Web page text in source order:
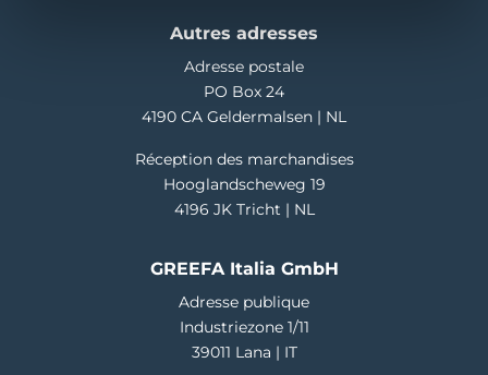
Autres adresses
Adresse postale
PO Box 24
4190 CA Geldermalsen | NL
Réception des marchandises
Hooglandscheweg 19
4196 JK Tricht | NL
GREEFA Italia GmbH
Adresse publique
Industriezone 1/11
39011 Lana | IT